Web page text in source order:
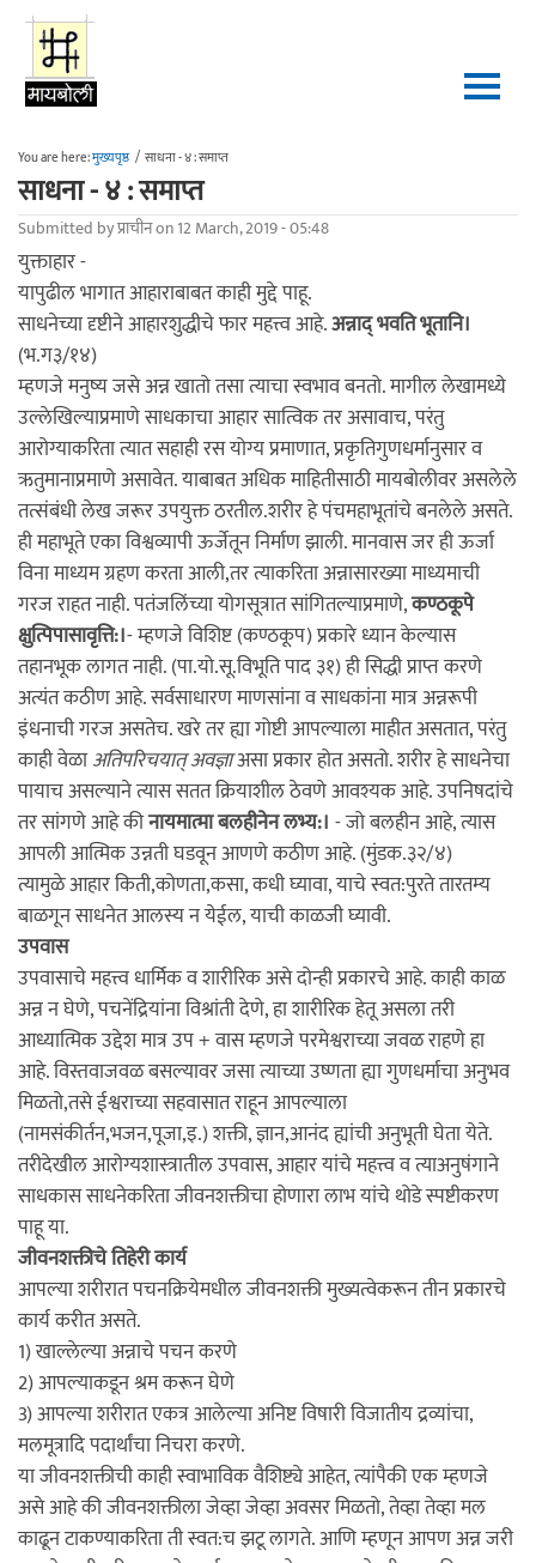
Skip to main content
You are here:मुख्यपृष्ठ / साधना - ४ : समाप्त
साधना - ४ : समाप्त
Submitted byप्राचीनon 12 March, 2019 - 05:48
युक्ताहार -
यापुढील भागात आहाराबाबत काही मुद्दे पाहू.
साधनेच्या दृष्टीने आहारशुद्धीचे फार महत्त्व आहे.अन्नाद् भवति भूतानि।
(भ.ग३/१४)
म्हणजे मनुष्य जसे अन्न खातो तसा त्याचा स्वभाव बनतो. मागील लेखामध्ये
उल्लेखिल्याप्रमाणे साधकाचा आहार सात्विक तर असावाच, परंतु
आरोग्याकरिता त्यात सहाही रस योग्य प्रमाणात, प्रकृतिगुणधर्मानुसार व
ऋतुमानाप्रमाणे असावेत. याबाबत अधिक माहितीसाठी मायबोलीवर असलेले
तत्संबंधी लेख जरूर उपयुक्त ठरतील.शरीर हे पंचमहाभूतांचे बनलेले असते.
ही महाभूते एका विश्वव्यापी ऊर्जेतून निर्माण झाली. मानवास जर ही ऊर्जा
विना माध्यम ग्रहण करता आली,तर त्याकरिता अन्नासारख्या माध्यमाची
गरज राहत नाही. पतंजलिंच्या योगसूत्रात सांगितल्याप्रमाणे,कण्ठकूपे
क्षुत्पिपासावृत्ति:।- म्हणजे विशिष्ट (कण्ठकूप) प्रकारे ध्यान केल्यास
तहानभूक लागत नाही. (पा.यो.सू.विभूति पाद ३१) ही सिद्धी प्राप्त करणे
अत्यंत कठीण आहे. सर्वसाधारण माणसांना व साधकांना मात्र अन्नरूपी
इंधनाची गरज असतेच. खरे तर ह्या गोष्टी आपल्याला माहीत असतात, परंतु
काही वेळाअतिपरिचयात् अवज्ञाअसा प्रकार होत असतो. शरीर हे साधनेचा
पायाच असल्याने त्यास सतत क्रियाशील ठेवणे आवश्यक आहे. उपनिषदांचे
तर सांगणे आहे कीनायमात्मा बलहीनेन लभ्य:। - जो बलहीन आहे, त्यास
आपली आत्मिक उन्नती घडवून आणणे कठीण आहे. (मुंडक.३२/४)
त्यामुळे आहार किती,कोणता,कसा, कधी घ्यावा, याचे स्वत:पुरते तारतम्य
बाळगून साधनेत आलस्य न येईल, याची काळजी घ्यावी.
उपवास
उपवासाचे महत्त्व धार्मिक व शारीरिक असे दोन्ही प्रकारचे आहे. काही काळ
अन्न न घेणे, पचनेंद्रियांना विश्रांती देणे, हा शारीरिक हेतू असला तरी
आध्यात्मिक उद्देश मात्र उप + वास म्हणजे परमेश्वराच्या जवळ राहणे हा
आहे. विस्तवाजवळ बसल्यावर जसा त्याच्या उष्णता ह्या गुणधर्माचा अनुभव
मिळतो,तसे ईश्वराच्या सहवासात राहून आपल्याला
(नामसंकीर्तन,भजन,पूजा,इ.) शक्ती, ज्ञान,आनंद ह्यांची अनुभूती घेता येते.
तरीदेखील आरोग्यशास्त्रातील उपवास, आहार यांचे महत्त्व व त्याअनुषंगाने
साधकास साधनेकरिता जीवनशक्तीचा होणारा लाभ यांचे थोडे स्पष्टीकरण
पाहू या.
जीवनशक्तीचे तिहेरी कार्य
आपल्या शरीरात पचनक्रियेमधील जीवनशक्ती मुख्यत्वेकरून तीन प्रकारचे
कार्य करीत असते.
1) खाल्लेल्या अन्नाचे पचन करणे
2) आपल्याकडून श्रम करून घेणे
3) आपल्या शरीरात एकत्र आलेल्या अनिष्ट विषारी विजातीय द्रव्यांचा,
मलमूत्रादि पदार्थांचा निचरा करणे.
या जीवनशक्तीची काही स्वाभाविक वैशिष्ट्ये आहेत, त्यांपैकी एक म्हणजे
असे आहे की जीवनशक्तीला जेव्हा जेव्हा अवसर मिळतो, तेव्हा तेव्हा मल
काढून टाकण्याकरिता ती स्वत:च झटू लागते. आणि म्हणून आपण अन्न जरी